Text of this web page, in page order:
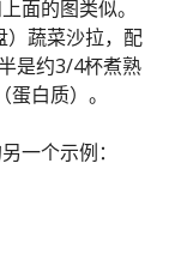
面的图类似。
）蔬菜沙拉，配
是约3/4杯煮熟
白质）。
一个示例：